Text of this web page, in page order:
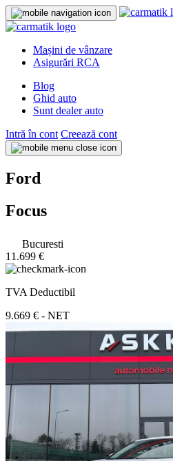
Mașini de vânzare
Asigurări RCA
Blog
Ghid auto
Sunt dealer auto
Intră în cont Creează cont
Ford
Focus
Bucuresti
11.699 €
TVA Deductibil
9.669 € - NET